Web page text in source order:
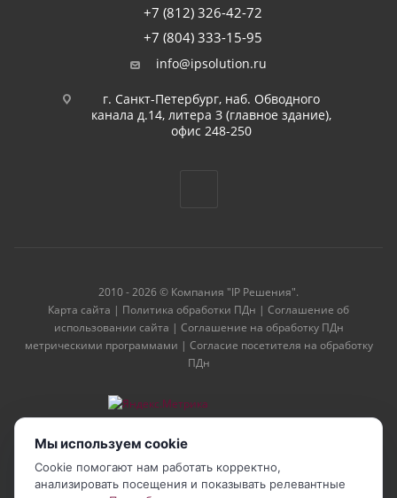
+7 (812) 326-42-72
+7 (804) 333-15-95
info@ipsolution.ru
г. Санкт-Петербург, наб. Обводного
канала д.14, литера З (главное здание),
офис 248-250
2010 - 2026 © Компания "IP Решения".
Карта сайта | Политика обработки ПДн | Соглашение об
использовании сайта | Соглашение на обработку ПДн
метрическими программами | Согласие посетителя на обработку
ПДн
Мы используем cookie
Cookie помогают нам работать корректно,
анализировать посещения и показывать релевантные